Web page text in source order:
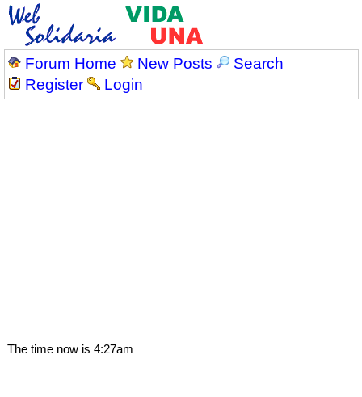
Forum Home New Posts
Search
Register
Login
The time now is 4:27am